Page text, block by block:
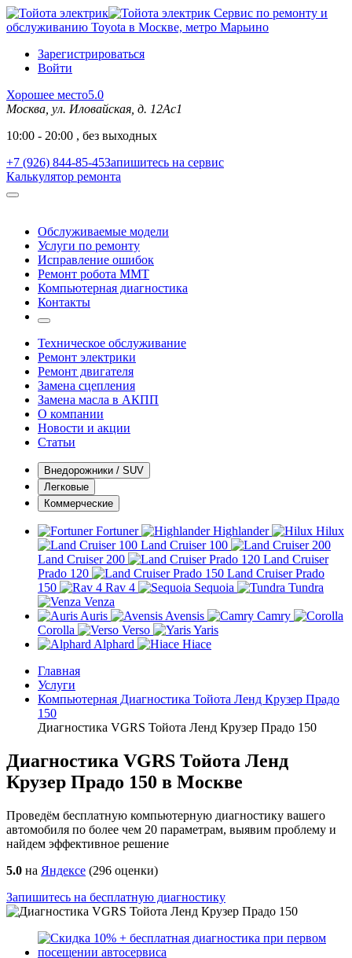
Сервис по ремонту и
обслуживанию Toyota в Москве, метро Марьино
Зарегистрироваться
Войти
Хорошее место5.0
Москва, ул. Иловайская, д. 12Ас1
10:00 - 20:00 , без выходных
+7 (926) 844-85-45Запишитесь на сервис
Калькулятор ремонта
Обслуживаемые модели
Услуги по ремонту
Исправление ошибок
Ремонт робота MMT
Компьютерная диагностика
Контакты
Техническое обслуживание
Ремонт электрики
Ремонт двигателя
Замена сцепления
Замена масла в АКПП
О компании
Новости и акции
Статьи
Внедорожники / SUV
Легковые
Коммерческие
Fortuner Highlander
Hilux
Land Cruiser 100
Land Cruiser 200
Land Cruiser
Prado 120
Land Cruiser Prado
150
Rav 4 Sequoia
Tundra
Venza
Auris
Avensis
Camry
Corolla
Verso
Yaris
Alphard
Hiace
Главная
Услуги
Компьютерная Диагностика Тойота Ленд Крузер Прадо
150
Диагностика VGRS Тойота Ленд Крузер Прадо 150
Диагностика VGRS Тойота Ленд
Крузер Прадо 150 в Москве
Проведём бесплатную компьютерную диагностику вашего
автомобиля по более чем 20 параметрам, выявим проблему и
найдем эффективное решение
5.0 на Яндексе (296 оценки)
Запишитесь на бесплатную диагностику